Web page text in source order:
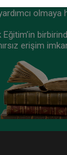
Kongresi -
olmaya
Eğitim’in
erişim